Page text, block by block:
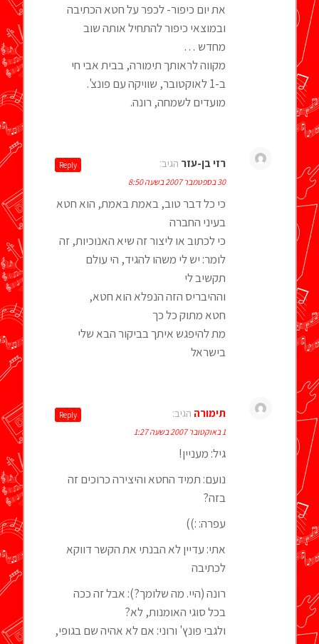
את יום כיפור- לכפר על חטא הכתיבה
ובמוצאי כיפור להתחיל אותה שוב
מחדש …
מקווה לראותך תימורה, בבית אבי חי
ב-1 לאוקטובר, שוויקה עם פונצ'.
מועדים לשמחה, רונה.
רזי בן-עזר הגיב:
30 בספטמבר 2007 בשעה 8:50
כי כל דבר טוב, באמת באמת, הוא חטא
בעיני החברה
כי לכתוב או ליצור זה שיא האנוכיות, זה
לומר: יש לי משהו להגיד, הי עולם
תקשיב לי
וההיבריס הזה הנפלא הוא חטא,
חטא מתוק כל כך
מת להיפגש איתך בביקור הבא שלי
בישראל
Reply
תימורה הגיב:
1 באוקטובר 2007 בשעה 1:27
גיל: מעניין!
נועם: תמיד החטא והיצירה כרוכים זה
בזה?
עפרה: :))
אתי: עדיין לא הבנתי את הקשר דווקא
לכתיבה
רונה (היי. מה שלומך?): אבל זה ככה
בכל סוגי האומנות, לא?
ולגבי פונץ' ורוני: אם לא אהיה שם בגופי,
Reply